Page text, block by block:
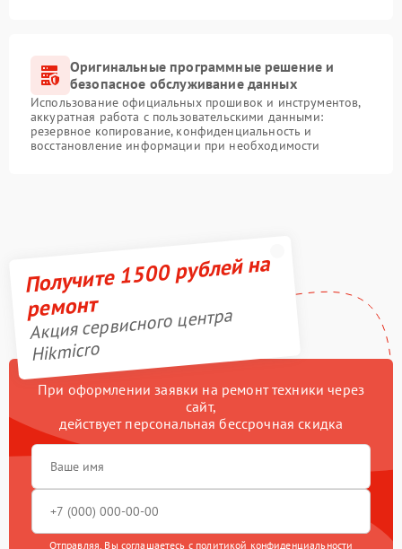
Оригинальные программные решение и
безопасное обслуживание данных
Использование официальных прошивок и инструментов,
аккуратная работа с пользовательскими данными:
резервное копирование, конфиденциальность и
восстановление информации при необходимости
Получите 1500 рублей на
ремонт
Акция сервисного центра
Hikmicro
При оформлении заявки на ремонт техники через
сайт,
действует персональная бессрочная скидка
Отправляя, Вы соглашаетесь с политикой конфиденциальности